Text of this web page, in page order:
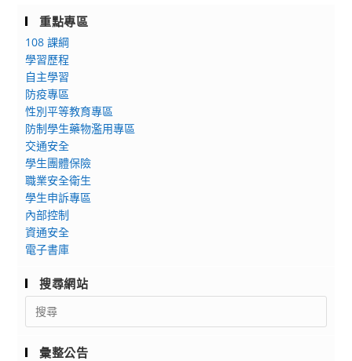
重點專區
108 課綱
學習歷程
自主學習
防疫專區
性別平等教育專區
防制學生藥物濫用專區
交通安全
學生團體保險
職業安全衛生
學生申訴專區
內部控制
資通安全
電子書庫
搜尋網站
Search
for:
彙整公告